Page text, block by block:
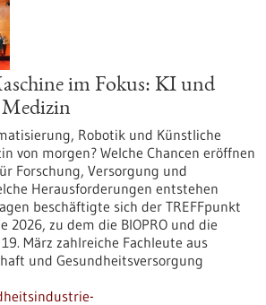
im Fokus: KI und
Robotik und Künstliche
von morgen? Welche Chancen eröffnen
Forschung, Versorgung und
Herausforderungen entstehen
beschäftigte sich der TREFFpunkt
2026, zu dem die BIOPRO und die
März zahlreiche Fachleute aus
und Gesundheitsversorgung